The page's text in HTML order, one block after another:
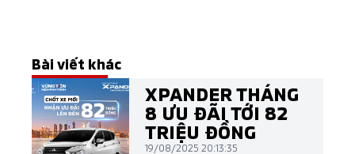
Bài viết khác
XPANDER THÁNG
8 ƯU ĐÃI TỚI 82
TRIỆU ĐỒNG
19/08/2025 20:13:35